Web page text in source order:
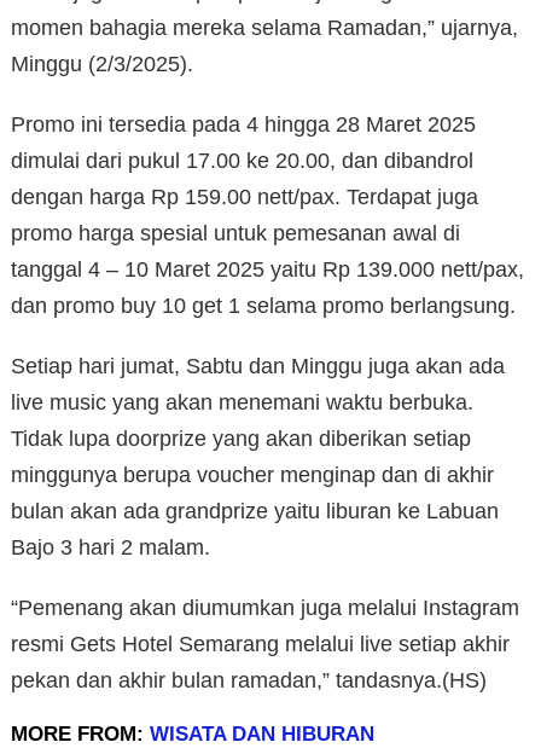
momen bahagia mereka selama Ramadan,” ujarnya,
Minggu (2/3/2025).
Promo ini tersedia pada 4 hingga 28 Maret 2025
dimulai dari pukul 17.00 ke 20.00, dan dibandrol
dengan harga Rp 159.00 nett/pax. Terdapat juga
promo harga spesial untuk pemesanan awal di
tanggal 4 – 10 Maret 2025 yaitu Rp 139.000 nett/pax,
dan promo buy 10 get 1 selama promo berlangsung.
Setiap hari jumat, Sabtu dan Minggu juga akan ada
live music yang akan menemani waktu berbuka.
Tidak lupa doorprize yang akan diberikan setiap
minggunya berupa voucher menginap dan di akhir
bulan akan ada grandprize yaitu liburan ke Labuan
Bajo 3 hari 2 malam.
“Pemenang akan diumumkan juga melalui Instagram
resmi Gets Hotel Semarang melalui live setiap akhir
pekan dan akhir bulan ramadan,” tandasnya.(HS)
MORE FROM: WISATA DAN HIBURAN